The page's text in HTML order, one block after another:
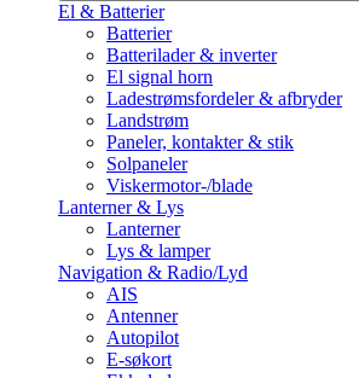
El & Batterier
Batterier
Batterilader & inverter
El signal horn
Ladestrømsfordeler & afbryder
Landstrøm
Paneler, kontakter & stik
Solpaneler
Viskermotor-/blade
Lanterner & Lys
Lanterner
Lys & lamper
Navigation & Radio/Lyd
AIS
Antenner
Autopilot
E-søkort